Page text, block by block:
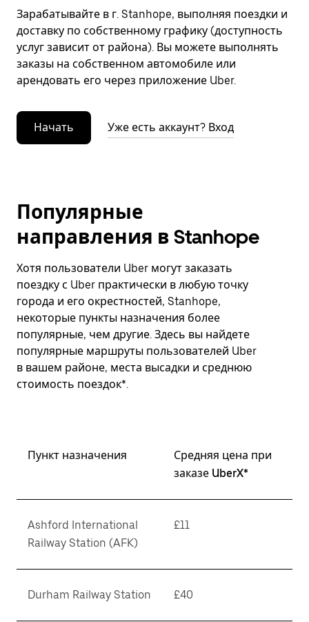
Зарабатывайте в г. Stanhope, выполняя поездки и
доставку по собственному графику (доступность
услуг зависит от района). Вы можете выполнять
заказы на собственном автомобиле или
арендовать его через приложение Uber.
Начать Уже есть аккаунт? Вход
Популярные
направления в Stanhope
Хотя пользователи Uber могут заказать
поездку с Uber практически в любую точку
города и его окрестностей, Stanhope,
некоторые пункты назначения более
популярные, чем другие. Здесь вы найдете
популярные маршруты пользователей Uber
в вашем районе, места высадки и среднюю
стоимость поездок*.
Пункт назначения
Средняя цена при
заказе UberX*
Ashford International
Railway Station (AFK)
£11
Durham Railway Station £40